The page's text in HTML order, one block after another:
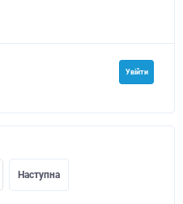
Увійти
Наступна